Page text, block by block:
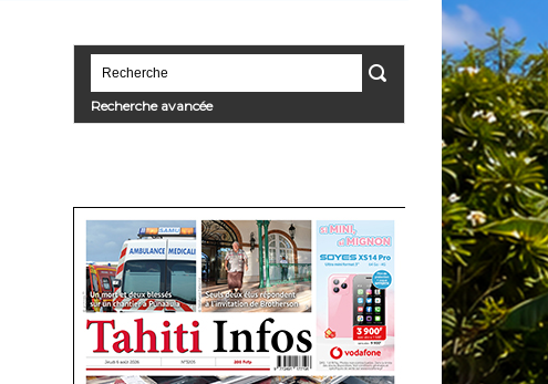
Recherche avancée